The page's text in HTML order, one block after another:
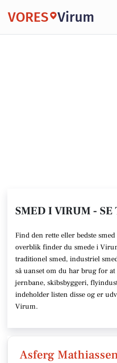
VORES Virum
SMED I VIRUM - SE
Find den rette eller bedste
overblik finder du smede i
traditionel smed, industriel
så uanset om du har brug for
jernbane, skibsbyggeri,
indeholder listen disse og er
Virum.
Asferg